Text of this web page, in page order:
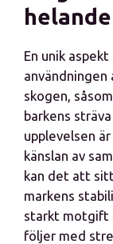
En unik
skogen,
barkens
upplevelsen
känslan av
kan det att
markens
starkt motgift
följer med